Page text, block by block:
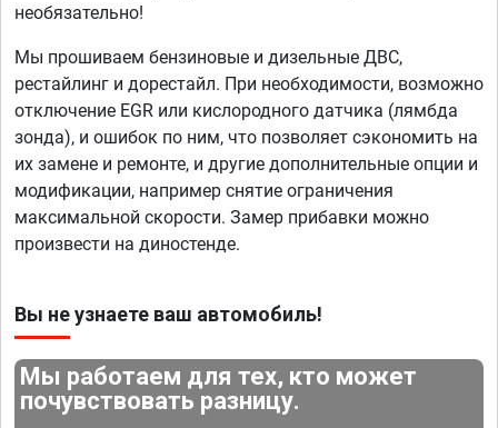
необязательно!
Мы прошиваем бензиновые и дизельные ДВС,
рестайлинг и дорестайл. При необходимости, возможно
отключение EGR или кислородного датчика (лямбда
зонда), и ошибок по ним, что позволяет сэкономить на
их замене и ремонте, и другие дополнительные опции и
модификации, например снятие ограничения
максимальной скорости. Замер прибавки можно
произвести на диностенде.
Вы не узнаете ваш автомобиль!
Мы работаем для тех, кто может
почувствовать разницу.